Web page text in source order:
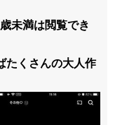
未満は閲覧でき
くさんの大人作